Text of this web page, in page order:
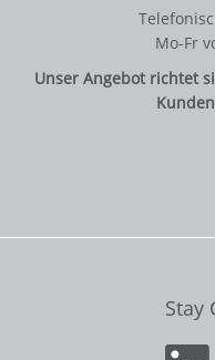
Mo-Fr
Unser Angebot richtet
Stay